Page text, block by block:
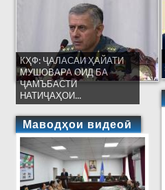
КҲФ: ҶАЛАСАИ ҲАЙАТИ
МУШОВАРА ОИД БА
ҶАМЪБАСТИ
НАТИҶАҲОИ...
Маводҳои видеоӣ